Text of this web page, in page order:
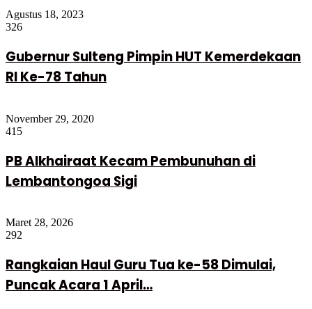
Agustus 18, 2023
326
Gubernur Sulteng Pimpin HUT Kemerdekaan
RI Ke-78 Tahun
November 29, 2020
415
PB Alkhairaat Kecam Pembunuhan di
Lembantongoa Sigi
Maret 28, 2026
292
Rangkaian Haul Guru Tua ke-58 Dimulai,
Puncak Acara 1 April…